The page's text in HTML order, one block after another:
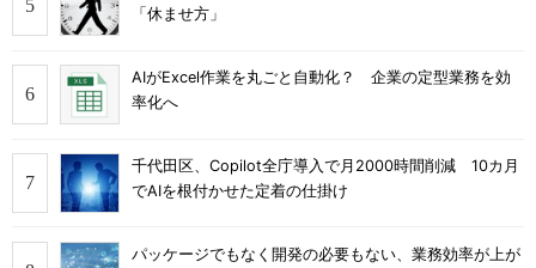
「休ませ方」
AIがExcel作業を丸ごと自動化？ 企業の定型業務を効
率化へ
千代田区、Copilot全庁導入で月2000時間削減 10カ月
でAIを根付かせた定着の仕掛け
パッケージでもなく開発の必要もない、業務効率が上が